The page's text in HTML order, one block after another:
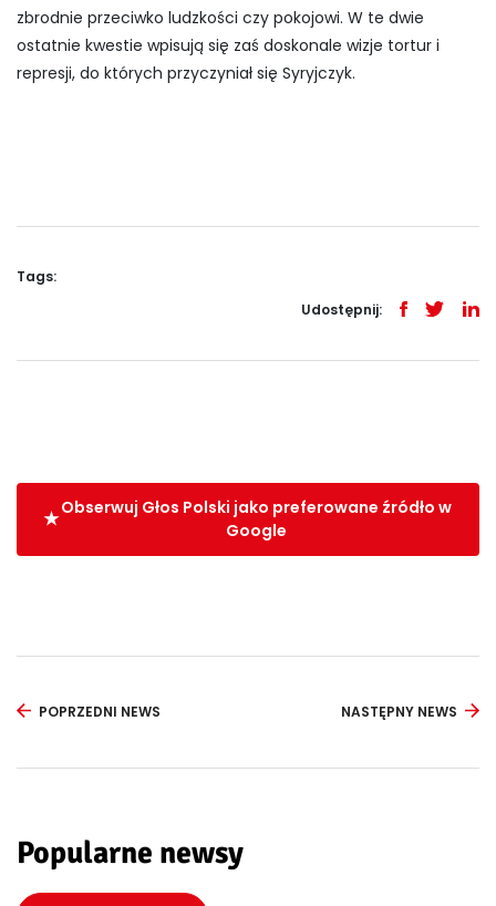
zbrodnie przeciwko ludzkości czy pokojowi. W te dwie
ostatnie kwestie wpisują się zaś doskonale wizje tortur i
represji, do których przyczyniał się Syryjczyk.
Tags:
Udostępnij:
Obserwuj Głos Polski jako preferowane źródło w
Google
POPRZEDNI NEWS NASTĘPNY NEWS
Popularne newsy